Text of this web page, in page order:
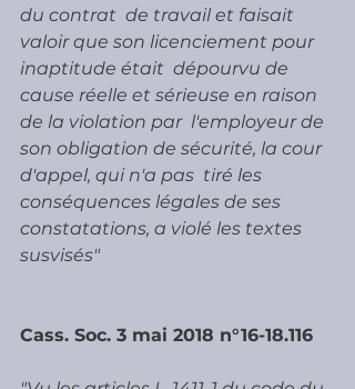
du contrat  de travail et faisait
valoir que son licenciement pour
inaptitude était  dépourvu de
cause réelle et sérieuse en raison
de la violation par  l'employeur de
son obligation de sécurité, la cour
d'appel, qui n'a pas  tiré les
conséquences légales de ses
constatations, a violé les textes
susvisés"
Cass. Soc. 3 mai 2018 n°16-18.116